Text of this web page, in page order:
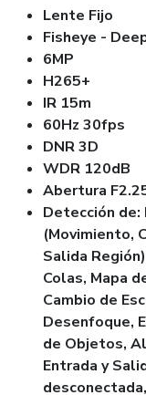
Lente Fijo
Fisheye -
6MP
H265+
IR 15m
60Hz 30fps
DNR 3D
WDR 120dB
Abertura
Detección
(Movimiento,
Salida
Colas, Mapa
Cambio de
Desenfoque,
de Objetos,
Entrada y